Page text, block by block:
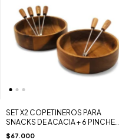
SET X2 COPETINEROS PARA
SNACKS DE ACACIA + 6 PINCHES
PHUKET EDITION
$67.000